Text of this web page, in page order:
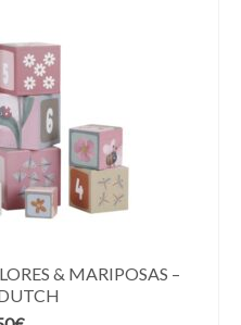
& MARIPOSAS –